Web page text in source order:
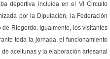
deportiva incluida en el VI Circuito
por la Diputación, la Federación
Riogordo. Igualmente, los visitantes
toda la jornada, el funcionamiento
aceitunas y la elaboración artesanal